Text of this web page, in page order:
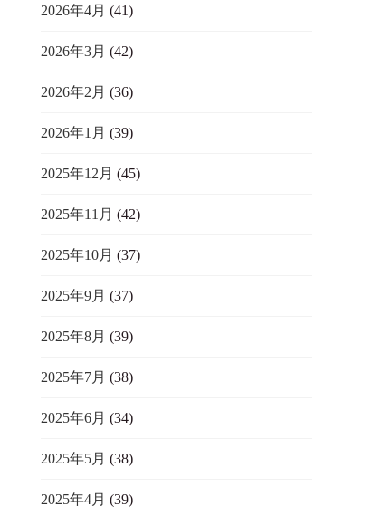
2026年4月 (41)
2026年3月 (42)
2026年2月 (36)
2026年1月 (39)
2025年12月 (45)
2025年11月 (42)
2025年10月 (37)
2025年9月 (37)
2025年8月 (39)
2025年7月 (38)
2025年6月 (34)
2025年5月 (38)
2025年4月 (39)